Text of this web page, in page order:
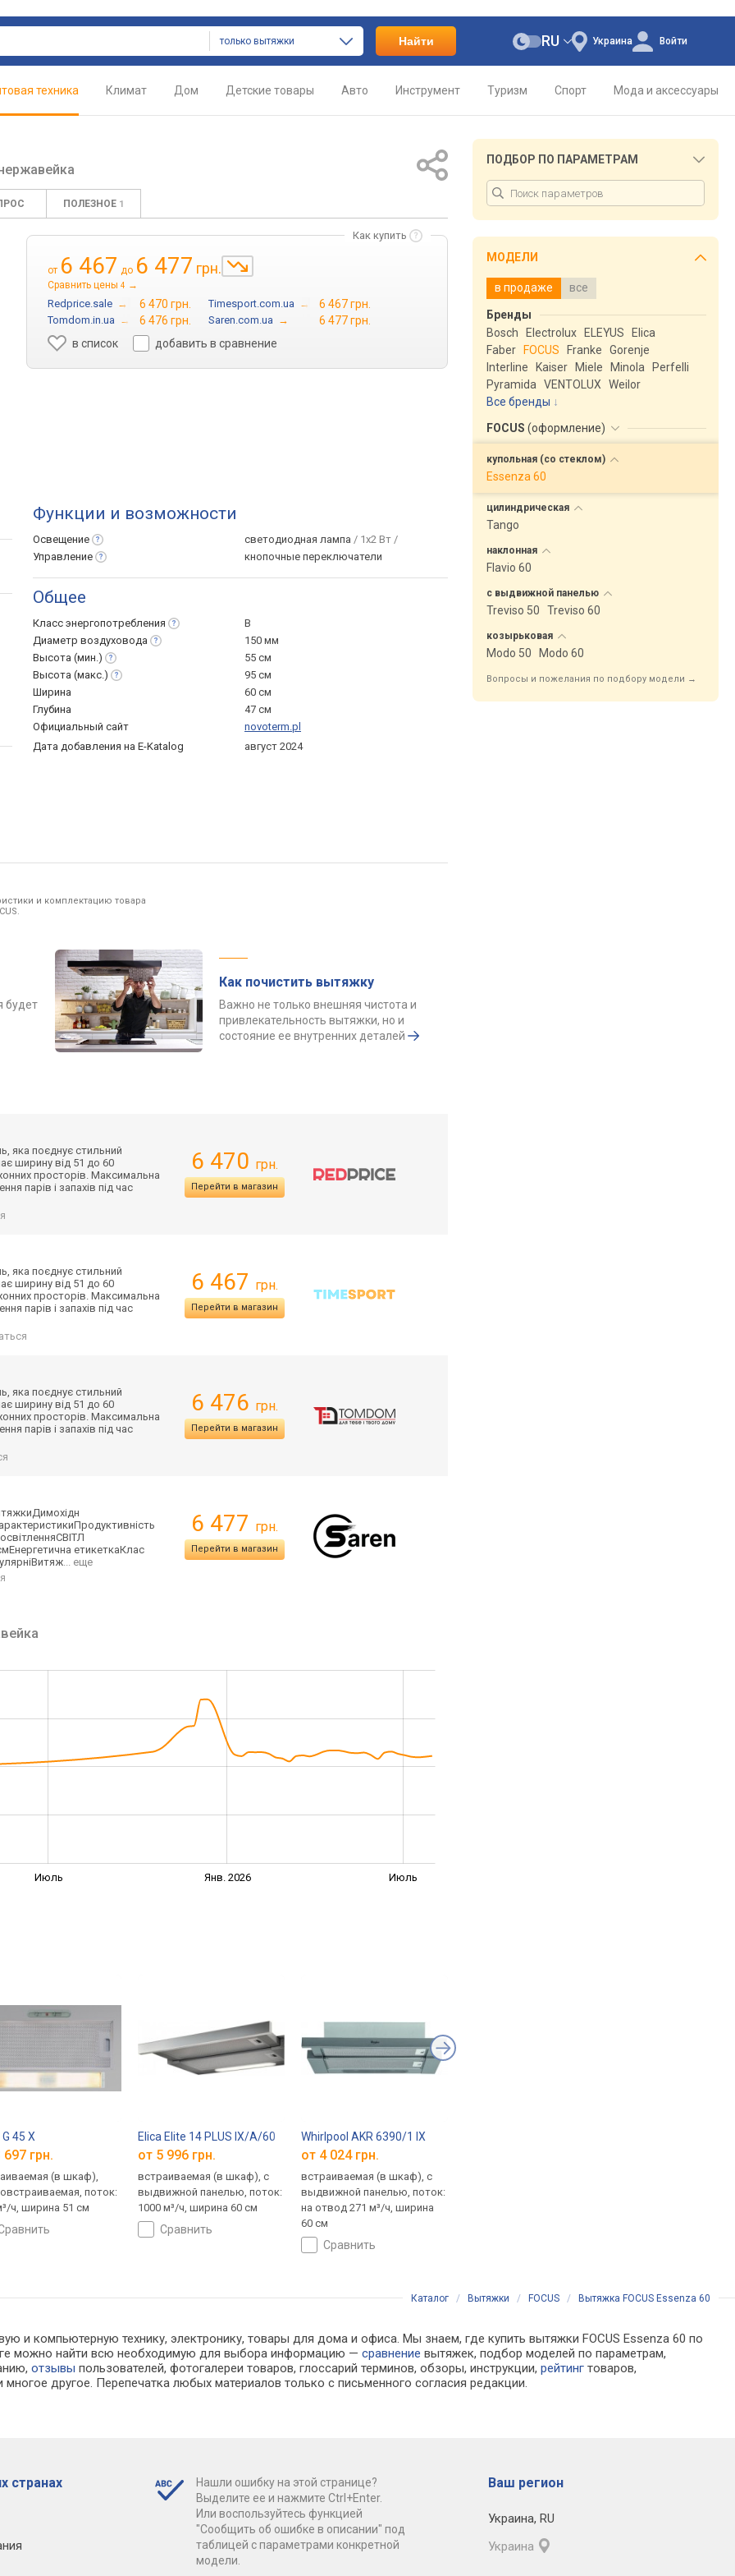
только вытяжки Найти Украина
RU Войти
техника Климат Дом Детские товары Авто Инструмент Туризм Спорт Мода и аксессуары
ПОЛЕЗНОЕ 1
Как купить
от 6 467 до 6 477 грн.
Сравнить цены 4 →
Redprice.sale → 6 470 грн. Timesport.com.ua → 6 467 грн.
Tomdom.in.ua → 6 476 грн. Saren.com.ua →
6 477 грн.
в список
добавить в сравнение
Функции и возможности
Освещение светодиодная лампа / 1x2 Вт /
Управление
кнопочные переключатели
Общее
Класс энергопотребления
B
Диаметр воздуховода
150 мм
Высота (мин.)
55 см
Высота (макс.)
95 см
Ширина
60 см
Глубина
47 см
Официальный сайт
novoterm.pl
Дата добавления на E-Katalog
август 2024
и комплектацию товара
будет
Как почистить вытяжку
Важно не только внешняя чистота и
привлекательность вытяжки, но и
состояние ее внутренних деталей
яка поєднує стильний
ширину від 51 до 60
просторів. Максимальна
парів і запахів під час
6 470 грн.
Перейти в магазин
яка поєднує стильний
ширину від 51 до 60
просторів. Максимальна
парів і запахів під час
6 467 грн.
Перейти в магазин
яка поєднує стильний
ширину від 51 до 60
просторів. Максимальна
парів і запахів під час
6 476 грн.
Перейти в магазин
родуктивність
етикеткаКлас
ж... еще
6 477 грн.
Перейти в магазин
Июль Янв. 2026 Июль
45 X
697 грн.
(в шкаф),
поток:
ч, ширина 51 см
сравнить
Elica Elite 14 PLUS IX/A/60
от 5 996 грн.
встраиваемая (в шкаф), с
выдвижной панелью, поток:
1000 м³/ч, ширина 60 см
сравнить
Whirlpool AKR 6390/1 IX
от 4 024 грн.
встраиваемая (в шкаф), с
выдвижной панелью, поток:
на отвод 271 м³/ч, ширина
60 см
сравнить
ПОДБОР ПО ПАРАМЕТРАМ
МОДЕЛИ
в продаже все
Бренды
Bosch
Electrolux ELEYUS
Elica
Faber
FOCUS Franke
Gorenje
Interline
Kaiser Miele Minola
Perfelli
Pyramida
VENTOLUX
Weilor
Все бренды
FOCUS (оформление)
купольная (со стеклом)
Essenza 60
цилиндрическая
Tango
наклонная
Flavio 60
с выдвижной панелью
Treviso 50 Treviso 60
козырьковая
Modo 50 Modo 60
Вопросы и пожелания по подбору модели →
Каталог / Вытяжки / FOCUS / Вытяжка FOCUS Essenza 60
и компьютерную технику, электронику, товары для дома и офиса. Мы знаем, где купить вытяжки FOCUS Essenza 60 по
можно найти всю необходимую для выбора информацию —сравнение вытяжек, подбор моделей по параметрам,
отзывы пользователей, фотогалереи товаров, глоссарий терминов, обзоры, инструкции,рейтинг товаров,
многое другое. Перепечатка любых материалов только с письменного согласия редакции.
странах
Нашли ошибку на этой странице?
Выделите ее и нажмите Ctrl+Enter.
Или воспользуйтесь функцией
"Сообщить об ошибке в описании" под
таблицей с параметрами конкретной
модели.
Ваш регион
Украина, RU
Украина